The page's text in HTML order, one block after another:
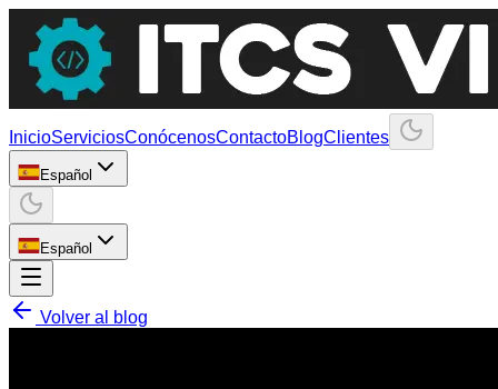
InicioServiciosConócenosContactoBlogClientes
Español
Español
Volver al blog